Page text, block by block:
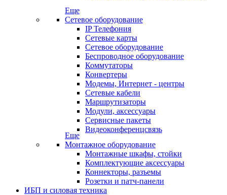
Еще
Сетевое оборудование
IP Телефония
Сетевые карты
Сетевое оборудование
Беспроводное оборудование
Коммутаторы
Конвертеры
Модемы, Интернет - центры
Сетевые кабели
Маршрутизаторы
Модули, аксессуары
Сервисные пакеты
Видеоконференцсвязь
Еще
Монтажное оборудование
Монтажные шкафы, стойки
Комплектующие аксессуары
Коннекторы, разъемы
Розетки и патч-панели
ИБП и силовая техника